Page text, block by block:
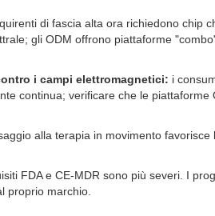
di fascia alta ora richiedono chip
gli ODM offrono piattaforme
i campi elettromagnetici: i
continua; verificare che le piattaforme
alla terapia in movimento
FDA e CE-MDR sono più severi. I
proprio marchio.